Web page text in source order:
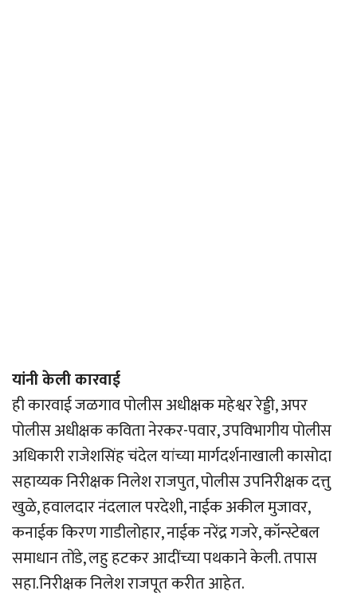
यांनी केली कारवाई
ही कारवाई जळगाव पोलीस अधीक्षक महेश्वर रेड्डी, अपर
पोलीस अधीक्षक कविता नेरकर-पवार, उपविभागीय पोलीस
अधिकारी राजेशसिंह चंदेल यांच्या मार्गदर्शनाखाली कासोदा
सहाय्यक निरीक्षक निलेश राजपुत, पोलीस उपनिरीक्षक दत्तु
खुळे, हवालदार नंदलाल परदेशी, नाईक अकील मुजावर,
कनाईक किरण गाडीलोहार, नाईक नरेंद्र गजरे, कॉन्स्टेबल
समाधान तोंडे, लहु हटकर आदींच्या पथकाने केली. तपास
सहा.निरीक्षक निलेश राजपूत करीत आहेत.